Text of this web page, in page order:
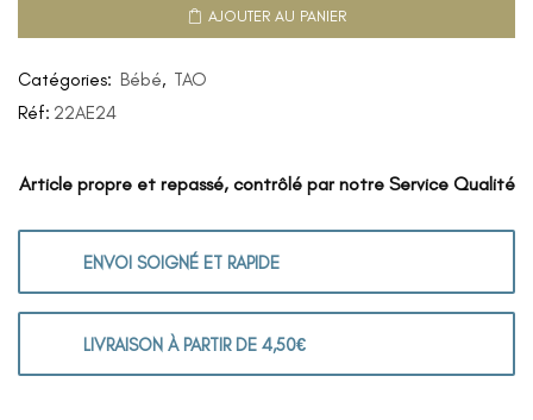
AJOUTER AU PANIER
Catégories: Bébé, TAO
Réf: 22AE24
Article propre et repassé, contrôlé par notre Service Qualité
ENVOI SOIGNÉ ET RAPIDE
LIVRAISON À PARTIR DE 4,50€